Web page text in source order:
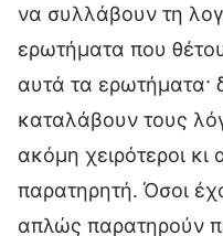
να συλλάβουν τη
ερωτήματα που
αυτά τα ερωτήματα·
καταλάβουν τους
ακόμη χειρότεροι
παρατηρητή. Όσοι
απλώς παρατηρούν